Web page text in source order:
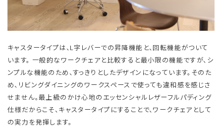
キャスタータイプは、L字レバーでの昇降機能と、回転機能がついて
います。 一般的なワークチェアと比較すると最小限の機能ですが、シ
ンプルな機能のため、すっきりとしたデザインになっています。そのた
め、リビングダイニングのワークスペースで使っても違和感を感じさ
せません。 ​​最上級のかけ心地のエッセンシャルレザーフルパディング
仕様だからこそ、キャスタータイプにすることで、ワークチェアとして
の実力を発揮します。